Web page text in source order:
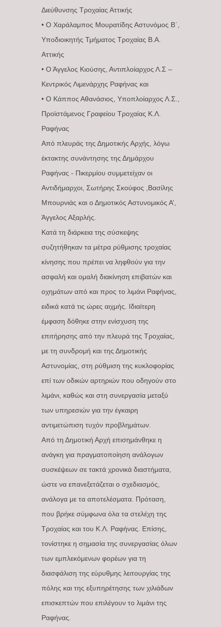
Διεύθυνσης Τροχαίας Αττικής
• Ο Χαράλαμπος Μουρατίδης Αστυνόμος Β΄,
Υποδιοικητής Τμήματος Τροχαίας Β.Α.
Αττικής
• Ο Άγγελος Κιούσης, Αντιπλοίαρχος Λ.Σ –
Κεντρικός Λιμενάρχης Ραφήνας και
• Ο Κάππος Αθανάσιος, Υποπλοίαρχος Λ.Σ.,
Προϊστάμενος Γραφείου Τροχαίας Κ.Λ.
Ραφήνας
Από πλευράς της Δημοτικής Αρχής, λόγω
έκτακτης συνάντησης της Δημάρχου
Ραφήνας - Πικερμίου συμμετείχαν οι
Αντιδήμαρχοι, Σωτήρης Σκούφος ,Βασίλης
Μπουρνιάς και ο Δημοτικός Αστυνομικός Α’,
Άγγελος Αξαρλής.
Κατά τη διάρκεια της σύσκεψης
συζητήθηκαν τα μέτρα ρύθμισης τροχαίας
κίνησης που πρέπει να ληφθούν για την
ασφαλή και ομαλή διακίνηση επιβατών και
οχημάτων από και προς το λιμάνι Ραφήνας,
ειδικά κατά τις ώρες αιχμής. Ιδιαίτερη
έμφαση δόθηκε στην ενίσχυση της
επιτήρησης από την πλευρά της Τροχαίας,
με τη συνδρομή και της Δημοτικής
Αστυνομίας, στη ρύθμιση της κυκλοφορίας
επί των οδικών αρτηριών που οδηγούν στο
λιμάνι, καθώς και στη συνεργασία μεταξύ
των υπηρεσιών για την έγκαιρη
αντιμετώπιση τυχόν προβλημάτων.
Από τη Δημοτική Αρχή επισημάνθηκε η
ανάγκη για πραγματοποίηση ανάλογων
συσκέψεων σε τακτά χρονικά διαστήματα,
ώστε να επανεξετάζεται ο σχεδιασμός,
ανάλογα με τα αποτελέσματα. Πρόταση,
που βρήκε σύμφωνα όλα τα στελέχη της
Τροχαίας και του Κ.Λ. Ραφήνας. Επίσης,
τονίστηκε η σημασία της συνεργασίας όλων
των εμπλεκόμενων φορέων για τη
διασφάλιση της εύρυθμης λειτουργίας της
πόλης και της εξυπηρέτησης των χιλιάδων
επισκεπτών που επιλέγουν το λιμάνι της
Ραφήνας.